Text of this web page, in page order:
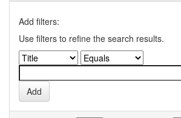
Add filters:
Use filters to refine the search results.